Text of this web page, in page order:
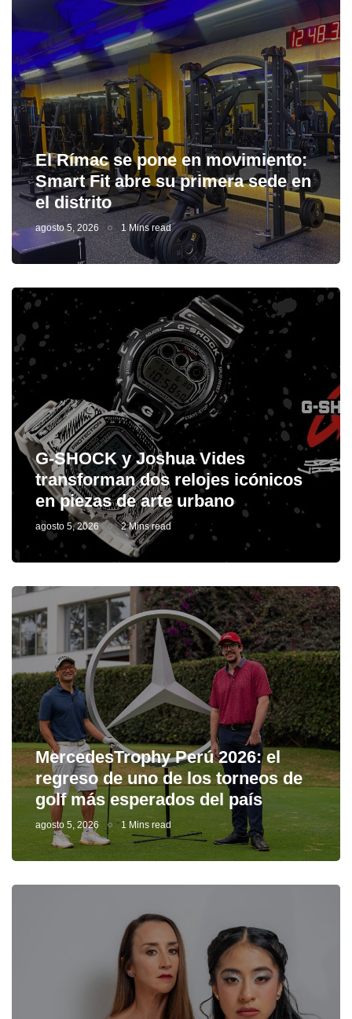
El Rímac se pone en movimiento:
Smart Fit abre su primera sede en
el distrito
agosto 5, 2026 1 Mins read
G-SHOCK y Joshua Vides
transforman dos relojes icónicos
en piezas de arte urbano
agosto 5, 2026 2 Mins read
MercedesTrophy Perú 2026: el
regreso de uno de los torneos de
golf más esperados del país
agosto 5, 2026 1 Mins read